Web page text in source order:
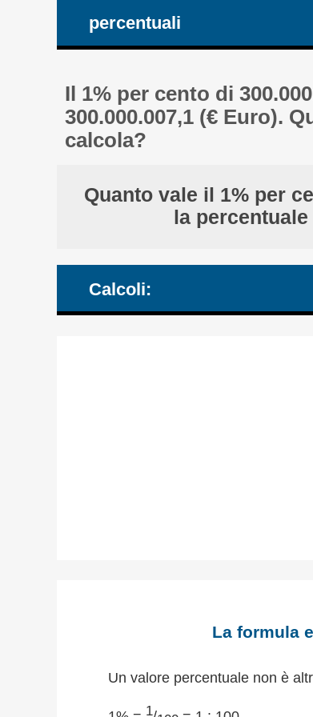
percentuali
Il 1% per cento di
300.000.007,1 (€ Euro).
calcola?
Quanto vale il 1% per
la
Calcoli:
La formula
Un valore percentuale non è
1